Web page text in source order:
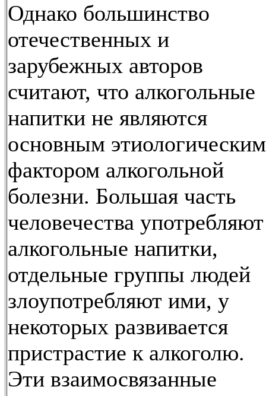
Однако большинство
отечественных и
зарубежных авторов
считают, что алкогольные
напитки не являются
основным этиологическим
фактором алкогольной
болезни. Большая часть
человечества употребляют
алкогольные напитки,
отдельные группы людей
злоупотребляют ими, у
некоторых развивается
пристрастие к алкоголю.
Эти взаимосвязанные